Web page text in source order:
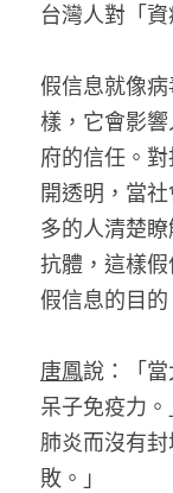
台灣人對「
假信息就像
樣，它會影
府的信任。
開透明，當
多的人清楚
抗體，這樣
假信息的目的
唐鳳說：「
呆子免疫力
肺炎而沒有
敗。」